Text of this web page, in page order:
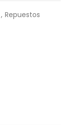
, Repuestos